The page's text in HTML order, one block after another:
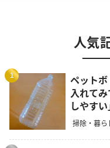
人気
1
ペット
入れて
しやすい
掃除・暮ら